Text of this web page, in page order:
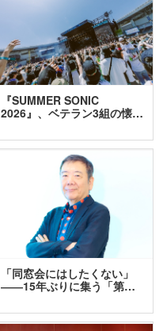
『SUMMER SONIC
2026』、ベテラン3組の懐…
「同窓会にはしたくない」
――15年ぶりに集う「第…